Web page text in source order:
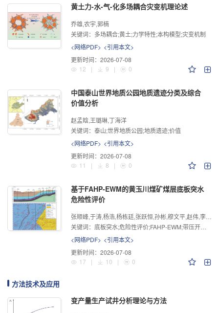
黄土力-水-气-化多场耦合灾变机理论述
乔雄,农宇,郭楠
关键词： 多场耦合;黄土;力学特性;本构模型;灾变机制
<网络PDF> <引用本文>
更新时间： 2026-07-08
12
| 9 | 0
中国泰山世界地质公园地质遗迹分类及综合
价值分析
赵孟晗,王璐琳,丁海洋
关键词： 泰山;世界地质公园;地质遗迹;价值
<网络PDF> <引用本文>
更新时间： 2026-07-08
11
| 8 | 0
基于FAHP-EWM的黄玉川煤矿煤层底板突水
危险性评价
关键词： 底板突水;危险性评价;FAHP-EWM;带压开采;主客观组合赋权
<网络PDF> <引用本文>
更新时间： 2026-07-08
17
| 10 | 0
方法技术及应用
变产量生产试井分析理论与方法